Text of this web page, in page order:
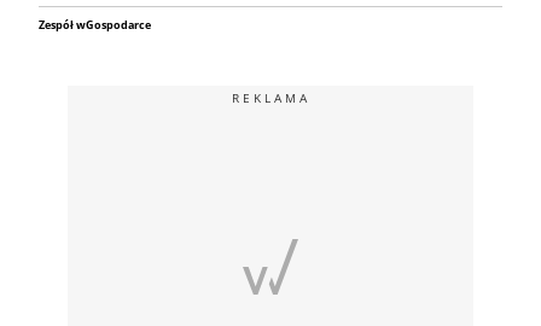
Zespół wGospodarce
REKLAMA